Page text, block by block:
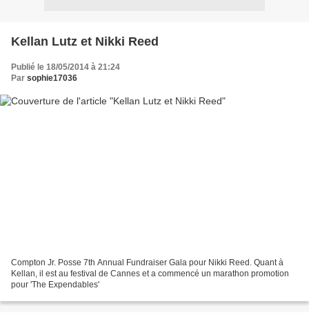
Kellan Lutz et Nikki Reed
Publié le 18/05/2014 à 21:24
Par sophie17036
Compton Jr. Posse 7th Annual Fundraiser Gala pour Nikki Reed. Quant à
Kellan, il est au festival de Cannes et a commencé un marathon promotion
pour 'The Expendables'